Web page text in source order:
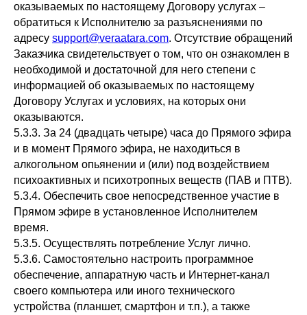
оказываемых по настоящему Договору услугах –
обратиться к Исполнителю за разъяснениями по
адресу support@veraatara.com. Отсутствие обращений
Заказчика свидетельствует о том, что он ознакомлен в
необходимой и достаточной для него степени с
информацией об оказываемых по настоящему
Договору Услугах и условиях, на которых они
оказываются.
5.3.3. За 24 (двадцать четыре) часа до Прямого эфира
и в момент Прямого эфира, не находиться в
алкогольном опьянении и (или) под воздействием
психоактивных и психотропных веществ (ПАВ и ПТВ).
5.3.4. Обеспечить свое непосредственное участие в
Прямом эфире в установленное Исполнителем
время.
5.3.5. Осуществлять потребление Услуг лично.
5.3.6. Самостоятельно настроить программное
обеспечение, аппаратную часть и Интернет-канал
своего компьютера или иного технического
устройства (планшет, смартфон и т.п.), а также